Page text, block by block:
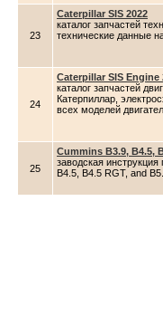
23
Caterpillar SIS 2022
каталог запчастей
технические данные
24
Caterpillar SIS Engine
каталог запчастей
Катерпиллар,
всех моделей
25
Cummins B3.9, B4.5,
заводская
B4.5, B4.5 RGT, and